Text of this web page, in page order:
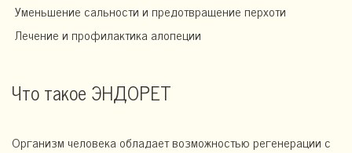
Уменьшение сальности и предотвращение перхоти
Лечение и профилактика алопеции
Что такое ЭНДОРЕТ
Организм человека обладает возможностью регенерации с